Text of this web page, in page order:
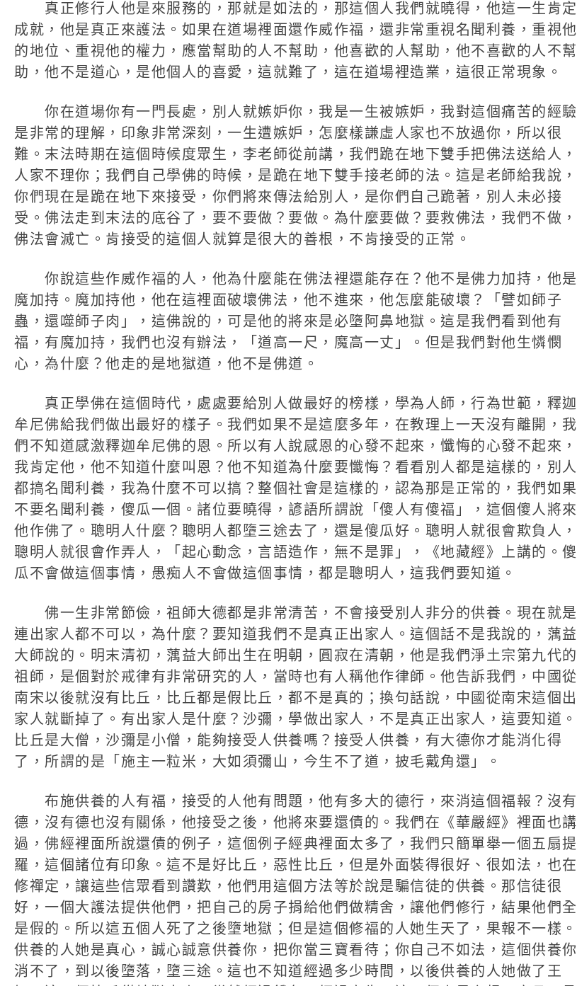
真正修行人他是來服務的，那就是如法的，那這個人我們就曉得，他這一生肯定
成就，他是真正來護法。如果在道場裡面還作威作福，還非常重視名聞利養，重視他
的地位、重視他的權力，應當幫助的人不幫助，他喜歡的人幫助，他不喜歡的人不幫
助，他不是道心，是他個人的喜愛，這就難了，這在道場裡造業，這很正常現象。
你在道場你有一門長處，別人就嫉妒你，我是一生被嫉妒，我對這個痛苦的經驗
是非常的理解，印象非常深刻，一生遭嫉妒，怎麼樣謙虛人家也不放過你，所以很
難。末法時期在這個時候度眾生，李老師從前講，我們跪在地下雙手把佛法送給人，
人家不理你；我們自己學佛的時候，是跪在地下雙手接老師的法。這是老師給我說，
你們現在是跪在地下來接受，你們將來傳法給別人，是你們自己跪著，別人未必接
受。佛法走到末法的底谷了，要不要做？要做。為什麼要做？要救佛法，我們不做，
佛法會滅亡。肯接受的這個人就算是很大的善根，不肯接受的正常。
你說這些作威作福的人，他為什麼能在佛法裡還能存在？他不是佛力加持，他是
魔加持。魔加持他，他在這裡面破壞佛法，他不進來，他怎麼能破壞？「譬如師子
蟲，還噬師子肉」，這佛說的，可是他的將來是必墮阿鼻地獄。這是我們看到他有
福，有魔加持，我們也沒有辦法，「道高一尺，魔高一丈」。但是我們對他生憐憫
心，為什麼？他走的是地獄道，他不是佛道。
真正學佛在這個時代，處處要給別人做最好的榜樣，學為人師，行為世範，釋迦
牟尼佛給我們做出最好的樣子。我們如果不是這麼多年，在教理上一天沒有離開，我
們不知道感激釋迦牟尼佛的恩。所以有人說感恩的心發不起來，懺悔的心發不起來，
我肯定他，他不知道什麼叫恩？他不知道為什麼要懺悔？看看別人都是這樣的，別人
都搞名聞利養，我為什麼不可以搞？整個社會是這樣的，認為那是正常的，我們如果
不要名聞利養，傻瓜一個。諸位要曉得，諺語所謂說「傻人有傻福」，這個傻人將來
他作佛了。聰明人什麼？聰明人都墮三途去了，還是傻瓜好。聰明人就很會欺負人，
聰明人就很會作弄人，「起心動念，言語造作，無不是罪」，《地藏經》上講的。傻
瓜不會做這個事情，愚痴人不會做這個事情，都是聰明人，這我們要知道。
佛一生非常節儉，祖師大德都是非常清苦，不會接受別人非分的供養。現在就是
連出家人都不可以，為什麼？要知道我們不是真正出家人。這個話不是我說的，蕅益
大師說的。明末清初，蕅益大師出生在明朝，圓寂在清朝，他是我們淨土宗第九代的
祖師，是個對於戒律有非常研究的人，當時也有人稱他作律師。他告訴我們，中國從
南宋以後就沒有比丘，比丘都是假比丘，都不是真的；換句話說，中國從南宋這個出
家人就斷掉了。有出家人是什麼？沙彌，學做出家人，不是真正出家人，這要知道。
比丘是大僧，沙彌是小僧，能夠接受人供養嗎？接受人供養，有大德你才能消化得
了，所謂的是「施主一粒米，大如須彌山，今生不了道，披毛戴角還」。
布施供養的人有福，接受的人他有問題，他有多大的德行，來消這個福報？沒有
德，沒有德也沒有關係，他接受之後，他將來要還債的。我們在《華嚴經》裡面也講
過，佛經裡面所說還債的例子，這個例子經典裡面太多了，我們只簡單舉一個五扇提
羅，這個諸位有印象。這不是好比丘，惡性比丘，但是外面裝得很好、很如法，也在
修禪定，讓這些信眾看到讚歎，他們用這個方法等於說是騙信徒的供養。那信徒很
好，一個大護法提供他們，把自己的房子捐給他們做精舍，讓他們修行，結果他們全
是假的。所以這五個人死了之後墮地獄；但是這個修福的人她生天了，果報不一樣。
供養的人她是真心，誠心誠意供養你，把你當三寶看待；你自己不如法，這個供養你
消不了，到以後墮落，墮三途。這也不知道經過多少時間，以後供養的人她做了王